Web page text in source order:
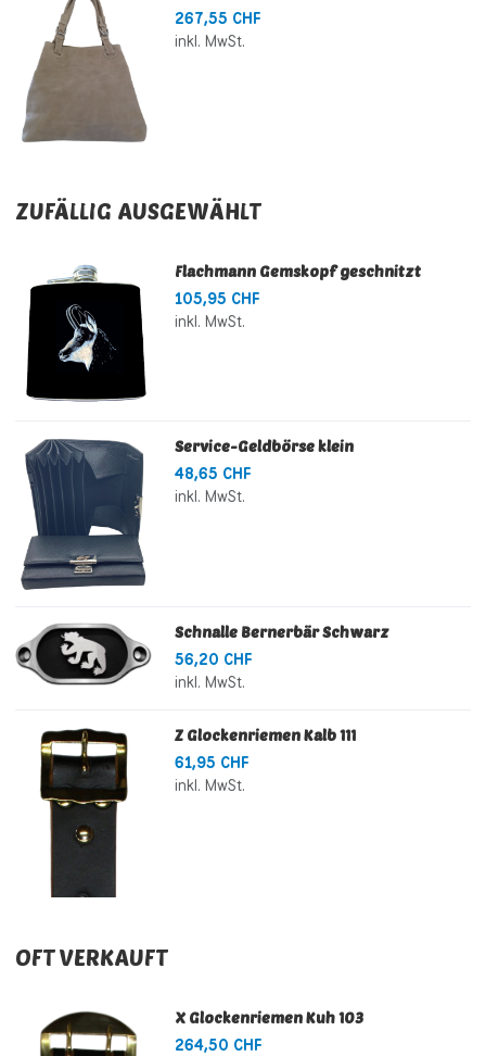
267,55 CHF
inkl. MwSt.
ZUFÄLLIG AUSGEWÄHLT
Flachmann Gemskopf geschnitzt
105,95 CHF
inkl. MwSt.
Service-Geldbörse klein
48,65 CHF
inkl. MwSt.
Schnalle Bernerbär Schwarz
56,20 CHF
inkl. MwSt.
Z Glockenriemen Kalb 111
61,95 CHF
inkl. MwSt.
OFT VERKAUFT
X Glockenriemen Kuh 103
264,50 CHF